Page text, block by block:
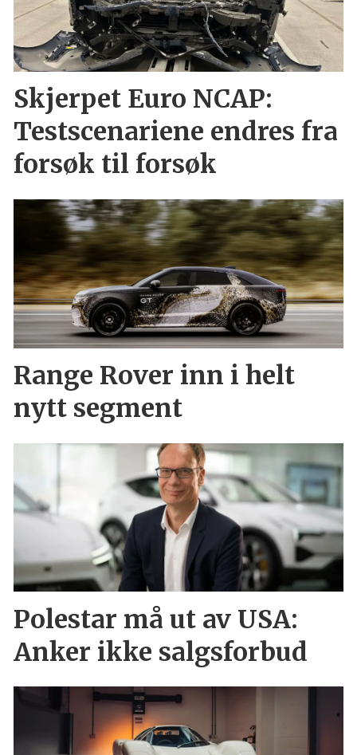
Skjerpet Euro NCAP:
Testscenariene endres fra
forsøk til forsøk
Range Rover inn i helt
nytt segment
Polestar må ut av USA:
Anker ikke salgsforbud